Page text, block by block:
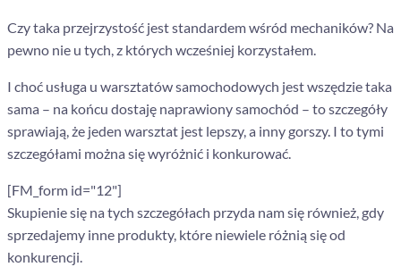
Czy taka przejrzystość jest standardem wśród mechaników? Na
pewno nie u tych, z których wcześniej korzystałem.
I choć usługa u warsztatów samochodowych jest wszędzie taka
sama – na końcu dostaję naprawiony samochód – to szczegóły
sprawiają, że jeden warsztat jest lepszy, a inny gorszy. I to tymi
szczegółami można się wyróżnić i konkurować.
[FM_form id="12"]
Skupienie się na tych szczegółach przyda nam się również, gdy
sprzedajemy inne produkty, które niewiele różnią się od
konkurencji.